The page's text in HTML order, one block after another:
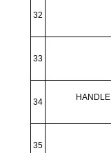
32
33
34
35